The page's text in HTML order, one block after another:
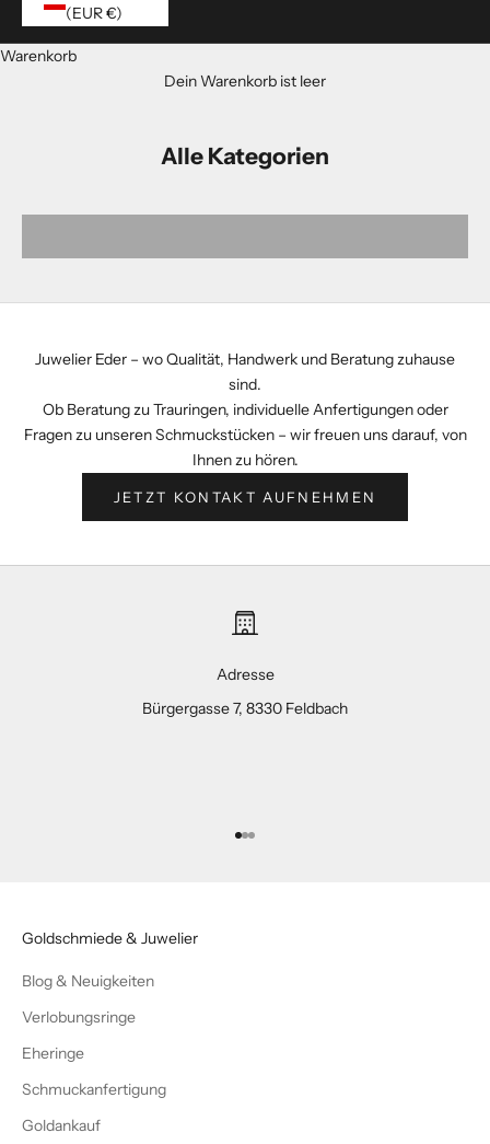
(EUR €)
Warenkorb
Dein Warenkorb ist leer
Alle Kategorien
Juwelier Eder – wo Qualität, Handwerk und Beratung zuhause
sind.
Ob Beratung zu Trauringen, individuelle Anfertigungen oder
Fragen zu unseren Schmuckstücken – wir freuen uns darauf, von
Ihnen zu hören.
JETZT KONTAKT AUFNEHMEN
Adresse
Bürgergasse 7, 8330 Feldbach
Gehe zu Element 1
Gehe zu Element 2
Gehe zu Element 3
Goldschmiede & Juwelier
Blog & Neuigkeiten
Verlobungsringe
Eheringe
Schmuckanfertigung
Goldankauf